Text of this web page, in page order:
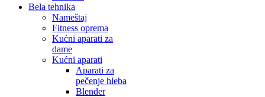
Bela tehnika
Nameštaj
Fitness oprema
Kućni aparati za
dame
Kućni aparati
Aparati za
pečenje hleba
Blender